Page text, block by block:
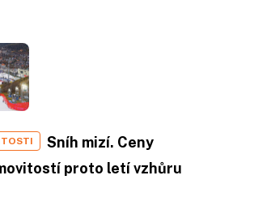
Sníh mizí. Ceny
proto letí vzhůru